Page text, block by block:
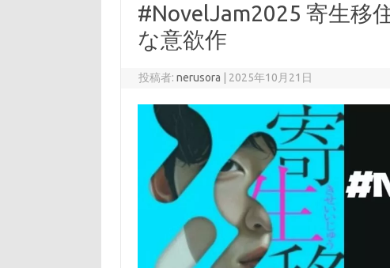
#NovelJam2025 寄生移
な意欲作
投稿者:nerusora 2025年10月21日